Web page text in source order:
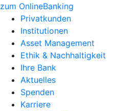
zum OnlineBanking
Privatkunden
Institutionen
Asset Management
Ethik & Nachhaltigkeit
Ihre Bank
Aktuelles
Spenden
Karriere